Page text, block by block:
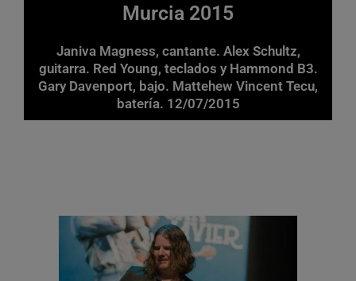
Murcia 2015
Janiva Magness, cantante. Alex Schultz,
guitarra. Red Young, teclados y Hammond B3.
Gary Davenport, bajo. Mattehew Vincent Tecu,
batería. 12/07/2015